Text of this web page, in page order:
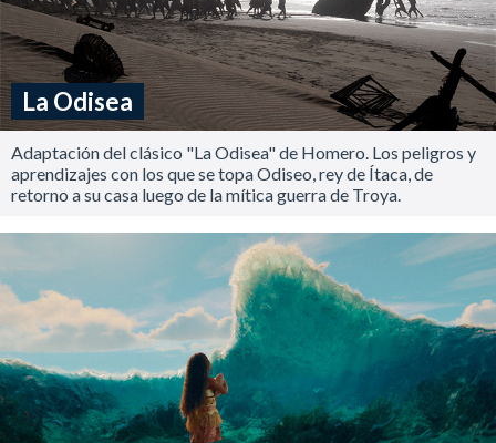
La Odisea
Adaptación del clásico "La Odisea" de Homero. Los peligros y
aprendizajes con los que se topa Odiseo, rey de Ítaca, de
retorno a su casa luego de la mítica guerra de Troya.